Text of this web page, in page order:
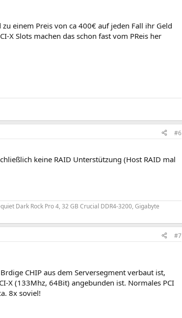
einem Preis von ca 400€ auf jeden Fall ihr Geld
X Slots machen das schon fast vom PReis her
#6
keine RAID Unterstützung (Host RAID mal
Dark Rock Pro 4, 32 GB Crucial DDR4-3200, Gigabyte
#7
CHIP aus dem Serversegment verbaut ist,
X (133Mhz, 64Bit) angebunden ist. Normales PCI
8x soviel!